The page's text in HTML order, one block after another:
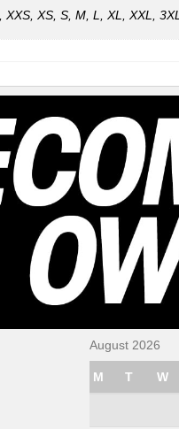
XXS, XS, S, M, L, XL, XXL, 3XL
August 2026
M T W